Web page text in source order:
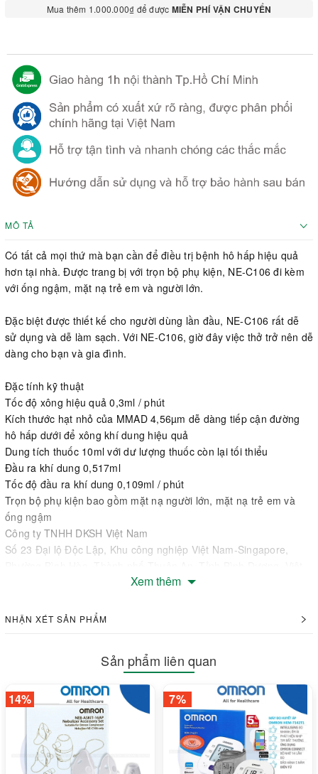
Mua thêm 1.000.000₫ để được MIỄN PHÍ VẬN CHUYỂN
MÔ TẢ
Có tất cả mọi thứ mà bạn cần để điều trị bệnh hô hấp hiệu quả
hơn tại nhà. Được trang bị với trọn bộ phụ kiện, NE-C106 đi kèm
với ống ngậm, mặt nạ trẻ em và người lớn.
Đặc biệt được thiết kế cho người dùng lần đầu, NE-C106 rất dễ
sử dụng và dễ làm sạch. Với NE-C106, giờ đây việc thở trở nên dễ
dàng cho bạn và gia đình.
Đặc tính kỹ thuật
Tốc độ xông hiệu quả 0,3ml / phút
Kích thước hạt nhỏ của MMAD 4,56µm dễ dàng tiếp cận đường
hô hấp dưới để xông khí dung hiệu quả
Dung tích thuốc 10ml với dư lượng thuốc còn lại tối thiểu
Đầu ra khí dung 0,517ml
Tốc độ đầu ra khí dung 0,109ml / phút
Trọn bộ phụ kiện bao gồm mặt nạ người lớn, mặt nạ trẻ em và
ống ngậm
Công ty TNHH DKSH Việt Nam
Số 23 Đại lộ Độc Lập, Khu công nghiệp Việt Nam-Singapore,
Xem thêm
NHẬN XÉT SẢN PHẨM
Sản phẩm liên quan
14% 7%